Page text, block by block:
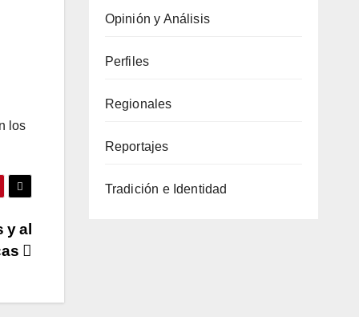
los
y al
Opinión y Análisis
Perfiles
Regionales
Reportajes
Tradición e Identidad